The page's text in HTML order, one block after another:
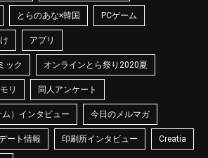
とらのあな×韓国 PCゲーム
アプリ
ック オンラインとら祭り2020夏
リ 同人アンケート
）インタビュー 今日のメルマガ
ート情報 印刷所インタビュー Creatia